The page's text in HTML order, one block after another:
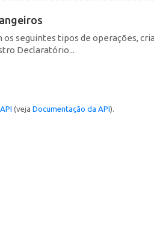
seguintes tipos de operações,
Declaratório...
API (veja Documentação da API).